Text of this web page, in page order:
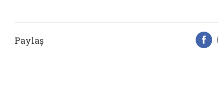
Paylaş